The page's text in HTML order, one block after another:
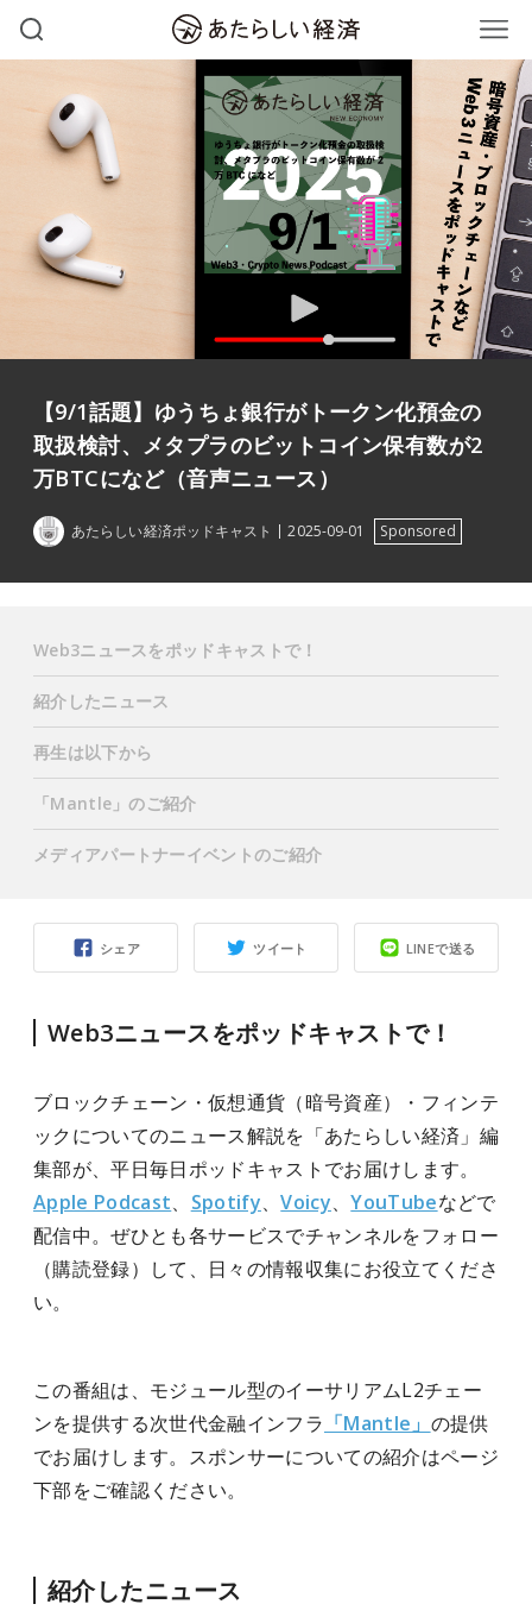
【9/1話題】ゆうちょ銀行がトークン化預金の
取扱検討、メタプラのビットコイン保有数が2
万BTCになど（音声ニュース）
あたらしい経済ポッドキャスト 2025-09-01 Sponsored
シェア ツイート LINEで送る
Web3ニュースをポッドキャストで！
ブロックチェーン・仮想通貨（暗号資産）・フィンテ
ックについてのニュース解説を「あたらしい経済」編
集部が、平日毎日ポッドキャストでお届けします。
Apple Podcast、 Spotify、Voicy、YouTubeなどで
配信中。ぜひとも各サービスでチャンネルをフォロー
（購読登録）して、日々の情報収集にお役立てくださ
い。
この番組は、モジュール型のイーサリアムL2チェー
ンを提供する次世代金融インフラ 「Mantle」 の提供
でお届けします。スポンサーについての紹介はページ
下部をご確認ください。
紹介したニュース
Web3ニュースをポッドキャストで！
紹介したニュース
再生は以下から
「Mantle」のご紹介
メディアパートナーイベントのご紹介